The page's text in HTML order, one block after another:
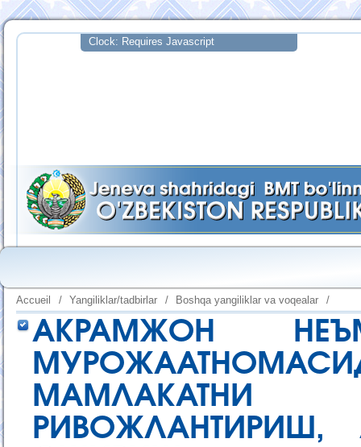
Accueil / Yangiliklar/tadbirlar / Boshqa yangiliklar va voqealar /
АКРАМЖОН
МАМЛАКАТНИ